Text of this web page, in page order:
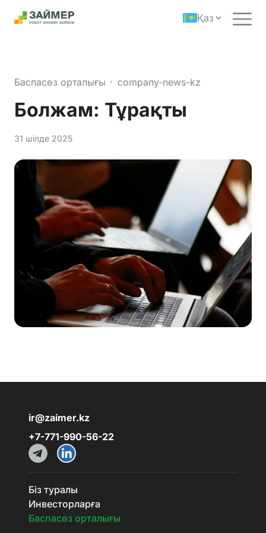
Қаз
Баспасөз орталығы company-news-kz
Болжам: Тұрақты
31 шілде 2025
ir@zaimer.kz
+7-771-990-56-22
Біз туралы
Инвесторларға
Баспасөз орталығы